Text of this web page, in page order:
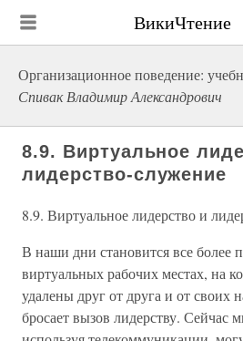
ВикиЧтение
Организационное поведение:
Спивак Владимир Александрович
8.9. Виртуальное
лидерство-служение
8.9. Виртуальное лидерство и
В наши дни становится все более
виртуальных рабочих местах, на
удалены друг от друга и от своих
бросает вызов лидерству. Сейчас